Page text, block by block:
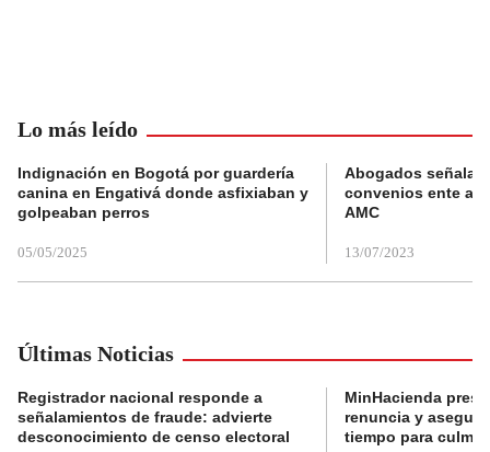
Lo más leído
Indignación en Bogotá por guardería
canina en Engativá donde asfixiaban y
golpeaban perros
05/05/2025
Abogados
convenios ente
AMC
13/07/2023
Últimas Noticias
Registrador nacional responde a
señalamientos de fraude: advierte
desconocimiento de censo electoral
MinHacienda
renuncia y
tiempo para